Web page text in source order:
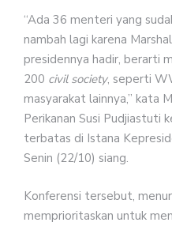
“Ada 36 menteri yang
nambah lagi karena
presidennya hadir, berarti
200 civil society, seperti
masyarakat lainnya,” kata
Perikanan Susi Pudjiastuti
terbatas di Istana
Senin (22/10) siang.
Konferensi tersebut,
memprioritaskan untuk